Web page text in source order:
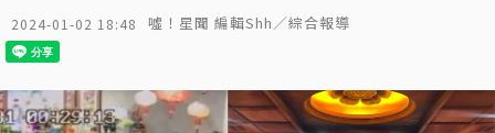
2024-01-02 18:48 噓！星聞 編輯Shh／綜合報導